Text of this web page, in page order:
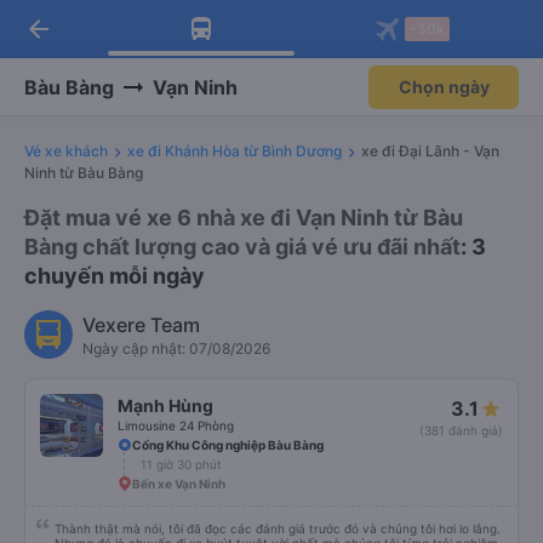
Tải app Vexere ngay!
Nhận ưu đãi thành viên độc
Mở app
Tải app Vexere
-30k/ghế khi đặt vé máy bay qua
Mở app
arrow_back
Bàu Bàng Vạn Ninh Chọn ngày
Vé xe khách xe đi Khánh Hòa từ Bình Dương
xe đi Đại Lãnh - Vạn
Ninh từ Bàu Bàng
Đặt mua vé xe 6 nhà xe đi Vạn Ninh từ Bàu
Bàng chất lượng cao và giá vé ưu đãi nhất: 3
chuyến mỗi ngày
Vexere Team
Ngày cập nhật: 07/08/2026
Mạnh Hùng
Limousine 24 Phòng
3.1
(381 đánh giá)
Cổng Khu Công nghiệp Bàu Bàng
11 giờ 30 phút
Bến xe Vạn Ninh
Thành thật mà nói, tôi đã đọc các đánh giá trước đó và chúng tôi hơi lo lắng.